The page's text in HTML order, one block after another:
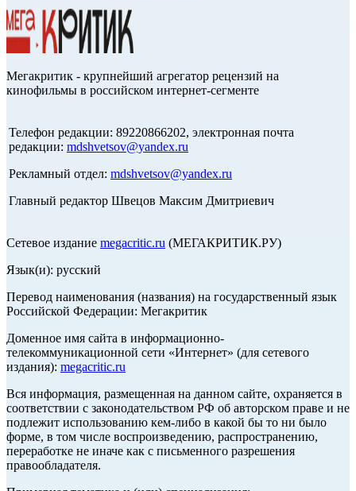
Мегакритик - крупнейший агрегатор рецензий на
кинофильмы в российском интернет-сегменте
Телефон редакции: 89220866202, электронная почта
редакции: mdshvetsov@yandex.ru
Рекламный отдел: mdshvetsov@yandex.ru
Главный редактор Швецов Максим Дмитриевич
Сетевое издание megacritic.ru (МЕГАКРИТИК.РУ)
Язык(и): русский
Перевод наименования (названия) на государственный язык
Российской Федерации: Мегакритик
Доменное имя сайта в информационно-
телекоммуникационной сети «Интернет» (для сетевого
издания): megacritic.ru
Вся информация, размещенная на данном сайте, охраняется в
соответствии с законодательством РФ об авторском праве и не
подлежит использованию кем-либо в какой бы то ни было
форме, в том числе воспроизведению, распространению,
переработке не иначе как с письменного разрешения
правообладателя.